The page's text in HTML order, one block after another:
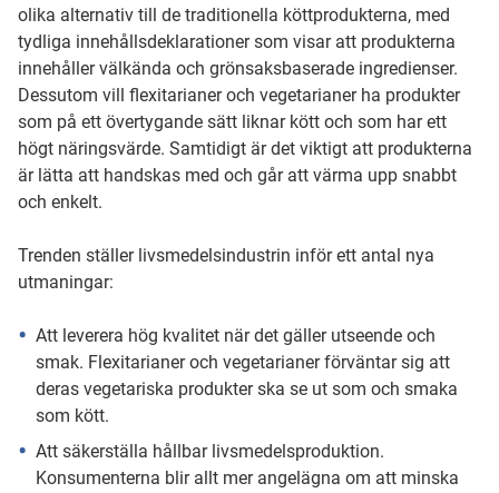
olika alternativ till de traditionella köttprodukterna, med
tydliga innehållsdeklarationer som visar att produkterna
innehåller välkända och grönsaksbaserade ingredienser.
Dessutom vill flexitarianer och vegetarianer ha produkter
som på ett övertygande sätt liknar kött och som har ett
högt näringsvärde. Samtidigt är det viktigt att produkterna
är lätta att handskas med och går att värma upp snabbt
och enkelt.
Trenden ställer livsmedelsindustrin inför ett antal nya
utmaningar:
Att leverera hög kvalitet när det gäller utseende och
smak. Flexitarianer och vegetarianer förväntar sig att
deras vegetariska produkter ska se ut som och smaka
som kött.
Att säkerställa hållbar livsmedelsproduktion.
Konsumenterna blir allt mer angelägna om att minska